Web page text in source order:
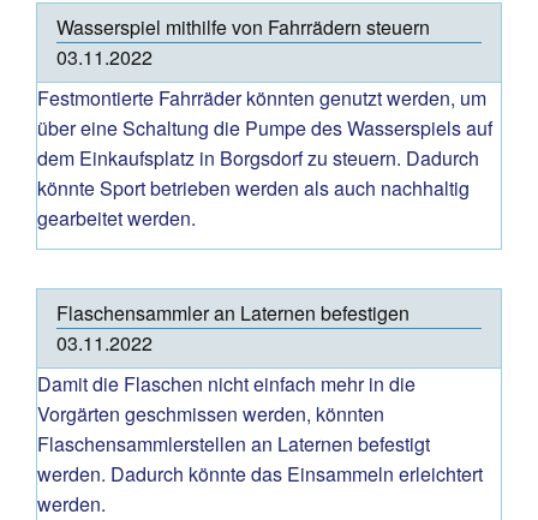
Wasserspiel mithilfe von Fahrrädern steuern
03.11.2022
Festmontierte Fahrräder könnten genutzt werden, um
über eine Schaltung die Pumpe des Wasserspiels auf
dem Einkaufsplatz in Borgsdorf zu steuern. Dadurch
könnte Sport betrieben werden als auch nachhaltig
gearbeitet werden.
Flaschensammler an Laternen befestigen
03.11.2022
Damit die Flaschen nicht einfach mehr in die
Vorgärten geschmissen werden, könnten
Flaschensammlerstellen an Laternen befestigt
werden. Dadurch könnte das Einsammeln erleichtert
werden.